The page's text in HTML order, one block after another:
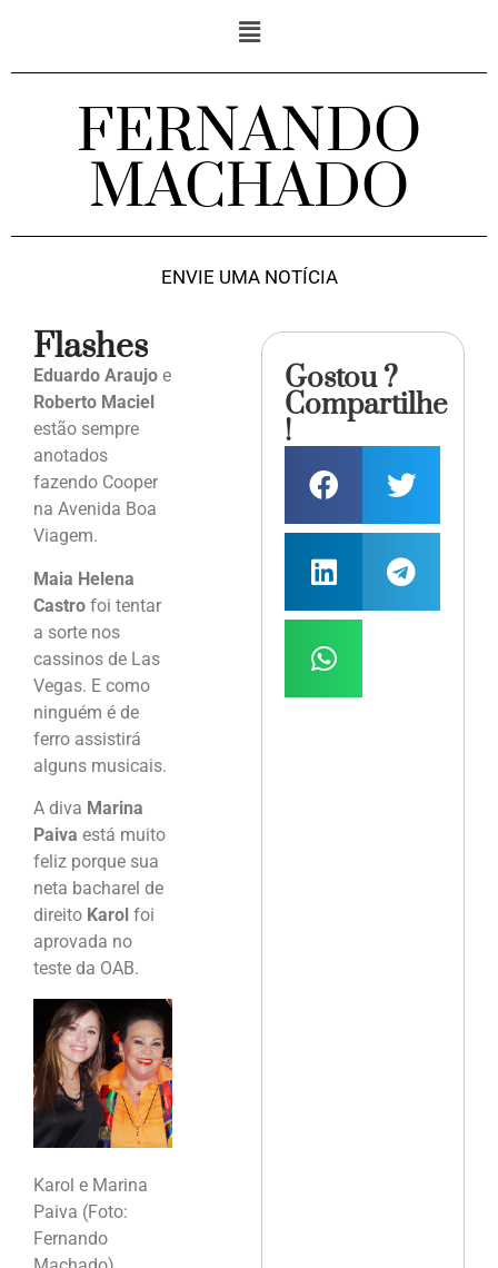
FERNANDO
MACHADO
ENVIE UMA NOTÍCIA
Flashes
Eduardo Araujo e
Roberto Maciel
estão sempre
anotados
fazendo Cooper
na Avenida Boa
Viagem.
Maia Helena
Castro foi tentar
a sorte nos
cassinos de Las
Vegas. E como
ninguém é de
ferro assistirá
alguns musicais.
A diva Marina
Paiva está muito
feliz porque sua
neta bacharel de
direito Karol foi
aprovada no
teste da OAB.
Karol e Marina
Paiva (Foto:
Fernando
Gostou ?
Compartilhe
!